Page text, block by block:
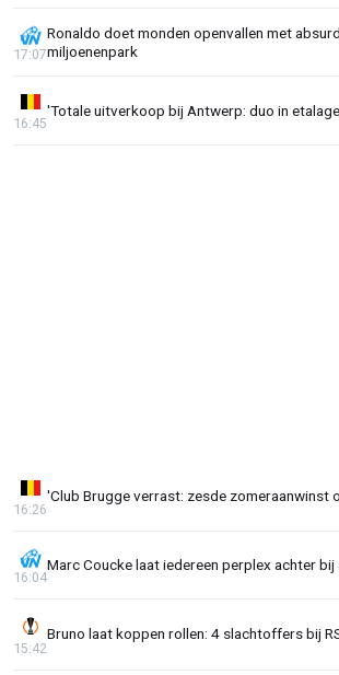
Ronaldo doet monden openvallen met absurd
miljoenenpark
17:07
'Totale uitverkoop bij Antwerp: duo in
16:45
'Club Brugge verrast: zesde zomeraanwinst
16:26
Marc Coucke laat iedereen perplex achter
16:04
Bruno laat koppen rollen: 4 slachtoffers bij
15:42